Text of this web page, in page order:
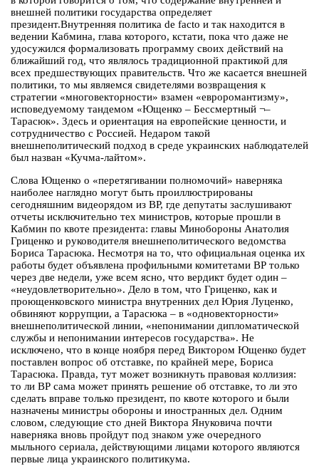
внешней политики государства определяет
президент.Внутренняя политика de facto и так находится в
ведении Кабмина, глава которого, кстати, пока что даже не
удосужился формализовать программу своих действий на
ближайший год, что являлось традиционной практикой для
всех предшествующих правительств. Что же касается внешней
политики, то мы являемся свидетелями возвращения к
стратегии «многовекторности» взамен «евроромантизму»,
исповедуемому тандемом «Ющенко – Бессмертный ¬–
Тарасюк». Здесь и ориентация на европейские ценности, и
сотрудничество с Россией. Недаром такой
внешнеполитический подход в среде украинских наблюдателей
был назван «Кучма-лайтом».
Слова Ющенко о «перетягивании полномочий» наверняка
наиболее наглядно могут быть проиллюстрированы
сегодняшним видеорядом из ВР, где депутаты заслушивают
отчеты исключительно тех министров, которые прошли в
Кабмин по квоте президента: главы Минобороны Анатолия
Гриценко и руководителя внешнеполитического ведомства
Бориса Тарасюка. Несмотря на то, что официальная оценка их
работы будет объявлена профильными комитетами ВР только
через две недели, уже всем ясно, что вердикт будет один –
«неудовлетворительно». Дело в том, что Гриценко, как и
проющенковского министра внутренних дел Юрия Луценко,
обвиняют коррупции, а Тарасюка – в «одновекторности»
внешнеполитической линии, «непонимании дипломатической
службы и непонимании интересов государства». Не
исключено, что в конце ноября перед Виктором Ющенко будет
поставлен вопрос об отставке, по крайней мере, Бориса
Тарасюка. Правда, тут может возникнуть правовая коллизия:
то ли ВР сама может принять решение об отставке, то ли это
сделать вправе только президент, по квоте которого и были
назначены министры обороны и иностранных дел. Одним
словом, следующие сто дней Виктора Януковича почти
наверняка вновь пройдут под знаком уже очередного
мыльного сериала, действующими лицами которого являются
первые лица украинского политикума.